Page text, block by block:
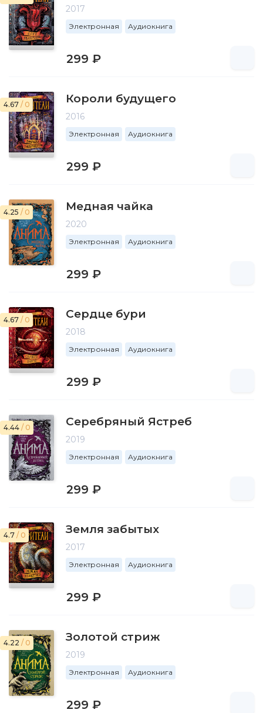
2017
Электронная Аудиокнига
299 ₽
4.67 / 0 Короли будущего
2016
Электронная Аудиокнига
299 ₽
4.25 / 0 Медная чайка
2020
Электронная Аудиокнига
299 ₽
4.67 / 0 Сердце бури
2018
Электронная Аудиокнига
299 ₽
4.44 / 0 Серебряный Ястреб
2019
Электронная Аудиокнига
299 ₽
4.7 / 0 Земля забытых
2017
Электронная Аудиокнига
299 ₽
4.22 / 0 Золотой стриж
2019
Электронная Аудиокнига
299 ₽